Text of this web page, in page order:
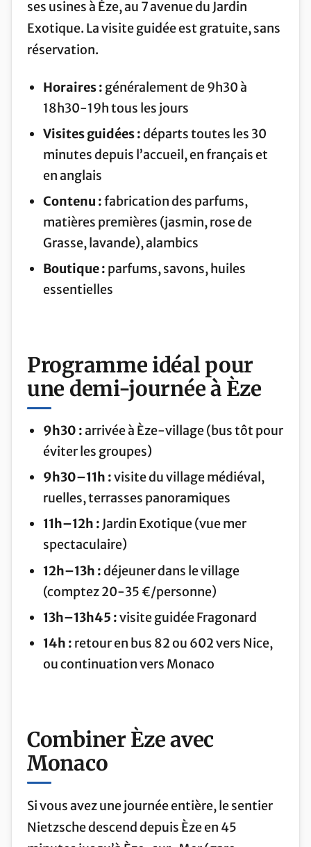
ses usines à Èze, au 7 avenue du Jardin
Exotique. La visite guidée est gratuite, sans
réservation.
Horaires : généralement de 9h30 à
18h30-19h tous les jours
Visites guidées :départs toutes les 30
minutes depuis l’accueil, en français et
en anglais
Contenu :fabrication des parfums,
matières premières (jasmin, rose de
Grasse, lavande), alambics
Boutique : parfums, savons, huiles
essentielles
Programme idéal pour
une demi-journée à Èze
9h30 :arrivée à Èze-village (bus tôt pour
éviter les groupes)
9h30–11h :visite du village médiéval,
ruelles, terrasses panoramiques
11h–12h : Jardin Exotique (vue mer
spectaculaire)
12h–13h :déjeuner dans le village
(comptez 20-35 €/personne)
13h–13h45 :visite guidée Fragonard
14h : retour en bus 82 ou 602 vers Nice,
ou continuation vers Monaco
Combiner Èze avec
Monaco
Si vous avez une journée entière, le sentier
Nietzsche descend depuis Èze en 45